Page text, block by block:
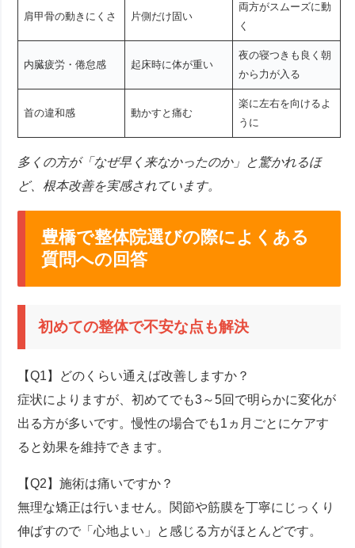
肩甲骨の動きにくさ 片側だけ固い
両方がスムーズに動
く
内臓疲労・倦怠感 起床時に体が重い
夜の寝つきも良く朝
から力が入る
首の違和感 動かすと痛む
楽に左右を向けるよ
うに
多くの方が「なぜ早く来なかったのか」と驚かれるほ
ど、根本改善を実感されています。
豊橋で整体院選びの際によくある
質問への回答
初めての整体で不安な点も解決
【Q1】どのくらい通えば改善しますか？
症状によりますが、初めてでも3～5回で明らかに変化が
出る方が多いです。慢性の場合でも1ヵ月ごとにケアす
ると効果を維持できます。
【Q2】施術は痛いですか？
無理な矯正は行いません。関節や筋膜を丁寧にじっくり
伸ばすので「心地よい」と感じる方がほとんどです。